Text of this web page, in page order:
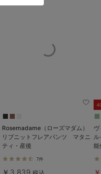
Rosemadame（ローズマダム）
リブニットフレアパンツ マタニ
ティ・産後
7件
能